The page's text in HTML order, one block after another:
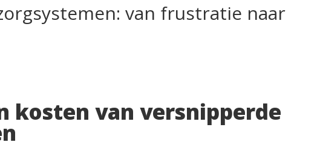
van frustratie naar
kosten van versnipperde